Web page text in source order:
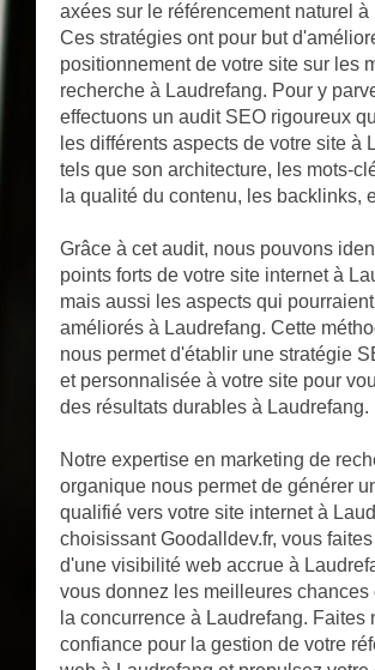
axées sur le référencement naturel à
Ces stratégies ont pour but
positionnement de votre site sur les
recherche à Laudrefang. Pour y
effectuons un audit SEO rigoureux
les différents aspects de votre site à
tels que son architecture, les mots-
la qualité du contenu, les backlinks,
Grâce à cet audit, nous pouvons
points forts de votre site internet à
mais aussi les aspects qui
améliorés à Laudrefang. Cette
nous permet d'établir une stratégie
et personnalisée à votre site pour
des résultats durables à Laudrefang.
Notre expertise en marketing de
organique nous permet de générer
qualifié vers votre site internet à
choisissant Goodalldev.fr, vous
d'une visibilité web accrue à
vous donnez les meilleures chances
la concurrence à Laudrefang. Faites
confiance pour la gestion de votre